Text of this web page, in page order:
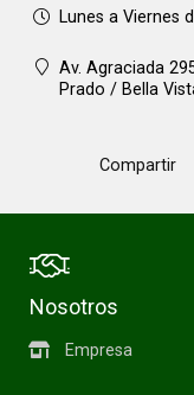
Lunes a Viernes
Av. Agraciada
Prado / Bella
Compartir
Nosotros
Empresa